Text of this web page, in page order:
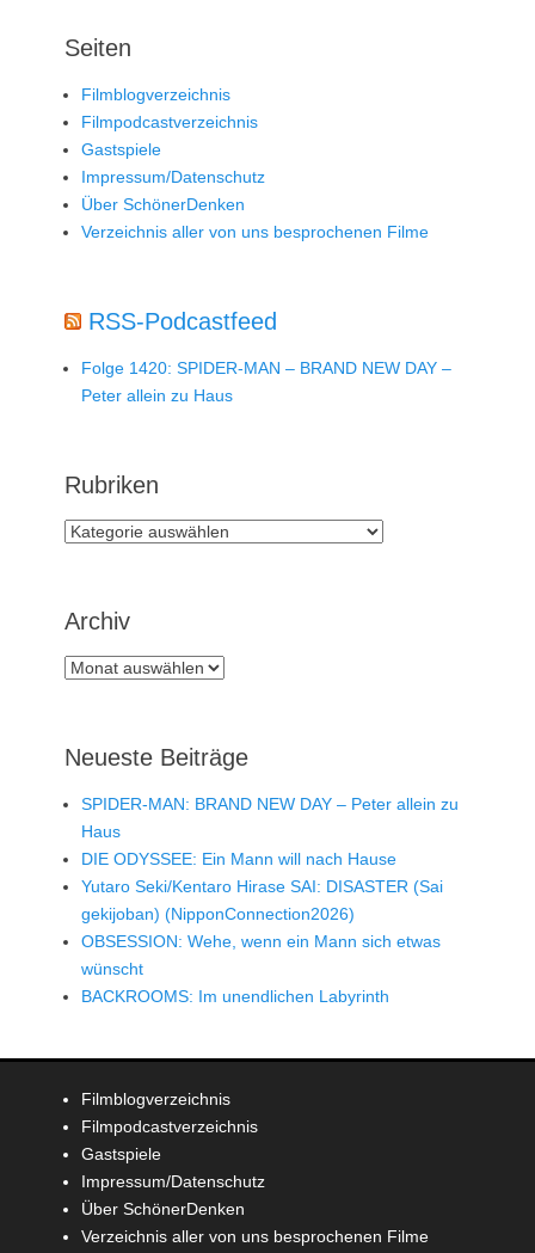
Seiten
Filmblogverzeichnis
Filmpodcastverzeichnis
Gastspiele
Impressum/Datenschutz
Über SchönerDenken
Verzeichnis aller von uns besprochenen Filme
RSS-Podcastfeed
Folge 1420: SPIDER-MAN – BRAND NEW DAY –
Peter allein zu Haus
Rubriken
Rubriken
Archiv
Archiv
Neueste Beiträge
SPIDER-MAN: BRAND NEW DAY – Peter allein zu
Haus
DIE ODYSSEE: Ein Mann will nach Hause
Yutaro Seki/Kentaro Hirase SAI: DISASTER (Sai
gekijoban) (NipponConnection2026)
OBSESSION: Wehe, wenn ein Mann sich etwas
wünscht
BACKROOMS: Im unendlichen Labyrinth
Filmblogverzeichnis
Filmpodcastverzeichnis
Gastspiele
Impressum/Datenschutz
Über SchönerDenken
Verzeichnis aller von uns besprochenen Filme